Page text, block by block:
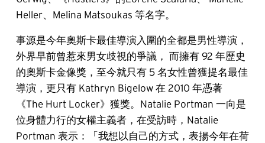
Heller、Melina Matsoukas 等名字。
事源是今年奧斯卡最佳導演入圍的全都是男性導演，
外界早前曾惹來男女歧視的爭議， 而擁有 92 年歷史
的奧斯卡金像獎，至今就只有 5 名女性曾獲提名最佳
導演，更只有 Kathryn Bigelow 在 2010 年憑著
《The Hurt Locker》獲獎。Natalie Portman 一向是
位身體力行的女權主義者，在受訪時，Natalie
Portman 表示：「我想以自己的方式，表揚今年在荷